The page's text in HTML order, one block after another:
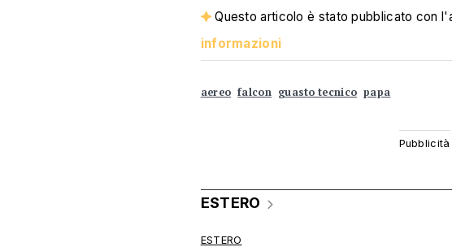
Questo articolo è stato pubblicato con
informazioni
aereo falcon guasto tecnico papa
ESTERO
ESTERO